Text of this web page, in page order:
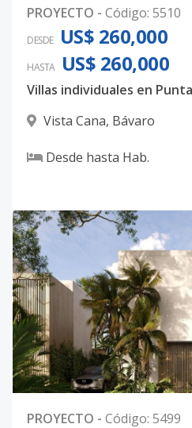
PROYECTO - Código: 5510
DESDE US$ 260,000
HASTA US$ 260,000
Vista Cana, Bávaro
Desde hasta Hab.
PROYECTO - Código: 5499